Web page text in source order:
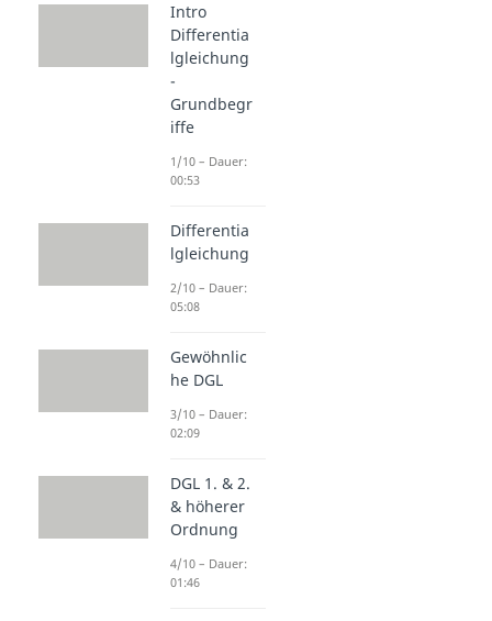
Intro
Differentia
lgleichung
-
Grundbegr
iffe
1/10 – Dauer:
00:53
Differentia
lgleichung
2/10 – Dauer:
05:08
Gewöhnlic
he DGL
3/10 – Dauer:
02:09
DGL 1. & 2.
& höherer
Ordnung
4/10 – Dauer:
01:46